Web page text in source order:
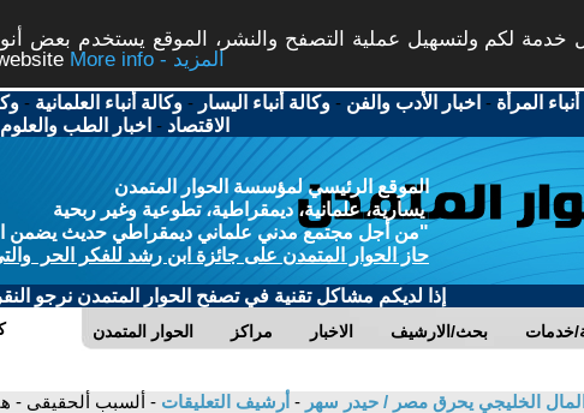
خدمة لكم ولتسهيل عملية التصفح والنشر، الموقع يستخدم بعض
More info - المزيد
المرأة - اخبار الأدب والفن -وكالة أنباء اليسار -وكالة أنباء العلمانية -
الاقتصاد - اخبار الطب والعلوم
الموقع الرئيسي لمؤسسة الحوار المتمدن
يسارية، علمانية، ديمقراطية، تطوعية وغير ربحية
"من أجل مجتمع مدني علماني ديمقراطي حديث يضمن
حاز الحوار المتمدن على جائزة ابن رشد للفكر الحر
إذا لديكم مشاكل تقنية في تصفح الحوار المتمدن نرجو
الحوار المتمدن مراكز الاخبار بحث/الارشيف خدمات
المال الخليجي يحرق مصر / حيدر سهر - أرشيف التعليقات - ألسبب ألحقيقى -